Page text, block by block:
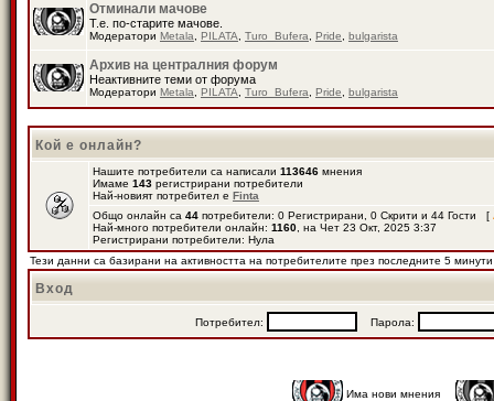
Отминали мачове
Т.е. по-старите мачове.
Модератори Metala PILATA Turo_Bufera Pride bulgarista
Архив на централния форум
Неактивните теми от форума
Модератори Metala PILATA Turo_Bufera Pride bulgarista
Кой е онлайн?
Нашите потребители са написали 113646 мнения
Имаме 143 регистрирани потребители
Най-новият потребител е Finta
Общо онлайн са 44 потребители: 0 Регистрирани, 0 Скрити и 44 Гости [
Най-много потребители онлайн: 1160 , на Чет 23 Окт, 2025 3:37
Регистрирани потребители: Нула
Тези данни са базирани на активността на потребителите през последните 5 минути
Вход
Потребител: Парола:
Има нови мнения